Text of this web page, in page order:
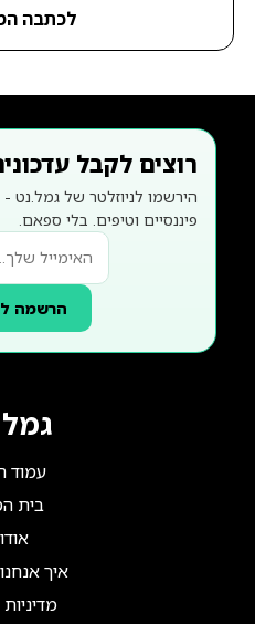
לכתבה
רוצים לקבל
הירשמו לניוזלטר של גמל.נט -
פיננסיים וטיפים. בלי ספאם.
הרשמה
עמוד
בית
איך